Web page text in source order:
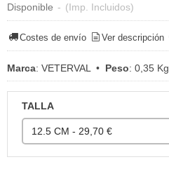
Disponible - (Imp. Incluidos)
Costes de envío Ver descripción
Marca: VETERVAL • Peso: 0,35 Kg
TALLA